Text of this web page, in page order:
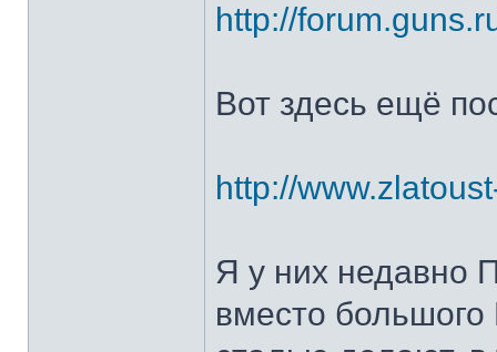
http://
Вот здесь ещё
http://
Я у них недавно
вместо